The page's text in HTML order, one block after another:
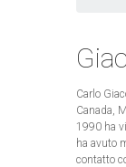
Carlo
Canada,
1990 ha
ha avuto
contatto